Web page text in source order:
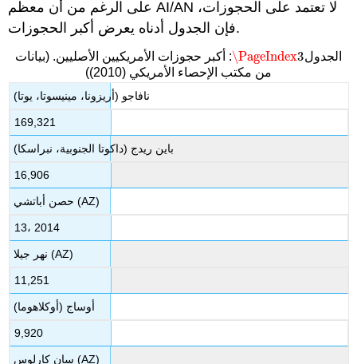
على الرغم من أن معظم AI/AN لا تعتمد على الحجوزات،
فإن الجدول أدناه يعرض أكبر الحجوزات.
الجدول \PageIndex3
\PageIndex3
: أكبر حجوزات الأمريكيين الأصليين. (بيانات
من مكتب الإحصاء الأمريكي (2010))
نافاجو (أريزونا، مينيسوتا، يوتا)
169,321
باين ريدج (داكوتا الجنوبية، نبراسكا)
16,906
حصن أباتشي (AZ)
13، 2014
نهر جيلا (AZ)
11,251
أوساج (أوكلاهوما)
9,920
سان كارلوس (AZ)